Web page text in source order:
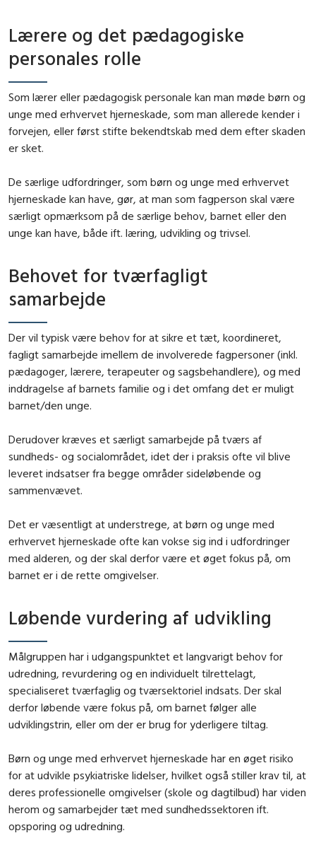
Lærere og det pædagogiske
personales rolle
Som lærer eller pædagogisk personale kan man møde børn og
unge med erhvervet hjerneskade, som man allerede kender i
forvejen, eller først stifte bekendtskab med dem efter skaden
er sket.
De særlige udfordringer, som børn og unge med erhvervet
hjerneskade kan have, gør, at man som fagperson skal være
særligt opmærksom på de særlige behov, barnet eller den
unge kan have, både ift. læring, udvikling og trivsel.
Behovet for tværfagligt
samarbejde
Der vil typisk være behov for at sikre et tæt, koordineret,
fagligt samarbejde imellem de involverede fagpersoner (inkl.
pædagoger, lærere, terapeuter og sagsbehandlere), og med
inddragelse af barnets familie og i det omfang det er muligt
barnet/den unge.
Derudover kræves et særligt samarbejde på tværs af
sundheds- og socialområdet, idet der i praksis ofte vil blive
leveret indsatser fra begge områder sideløbende og
sammenvævet.
Det er væsentligt at understrege, at børn og unge med
erhvervet hjerneskade ofte kan vokse sig ind i udfordringer
med alderen, og der skal derfor være et øget fokus på, om
barnet er i de rette omgivelser.
Løbende vurdering af udvikling
Målgruppen har i udgangspunktet et langvarigt behov for
udredning, revurdering og en individuelt tilrettelagt,
specialiseret tværfaglig og tværsektoriel indsats. Der skal
derfor løbende være fokus på, om barnet følger alle
udviklingstrin, eller om der er brug for yderligere tiltag.
Børn og unge med erhvervet hjerneskade har en øget risiko
for at udvikle psykiatriske lidelser, hvilket også stiller krav til, at
deres professionelle omgivelser (skole og dagtilbud) har viden
herom og samarbejder tæt med sundhedssektoren ift.
opsporing og udredning.